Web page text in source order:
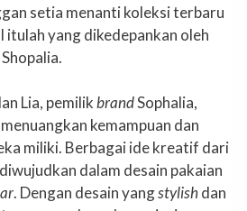
setia menanti koleksi terbaru
itulah yang dikedepankan oleh
Lia, pemilikbrandSophalia,
kemampuan dan
miliki. Berbagai ide kreatif dari
dalam desain pakaian
. Dengan desain yangstylishdan